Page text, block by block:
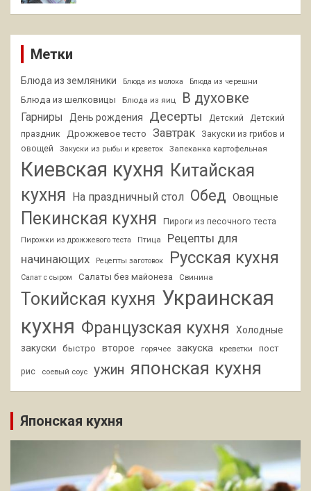
Метки
Блюда из земляники Блюда из молока Блюда из черешни
Блюда из шелковицы Блюда из яиц В духовке
Гарниры День рождения Десерты Детский
Детский
праздник
Дрожжевое тесто Завтрак
Закуски из грибов и
овощей
Закуски из рыбы и креветок Запеканка картофельная
Киевская кухня Китайская
кухня На праздничный стол Обед Овощные
Пекинская кухня Пироги из песочного теста
Пирожки из дрожжевого теста Птица
Рецепты для
начинающих
Рецепты заготовок Русская кухня
Салат с сыром Салаты без майонеза Свинина
Токийская кухня Украинская
кухня Французская кухня
Холодные
закуски
быстро второе горячее закуска креветки пост
рис соевый соус ужин японская кухня
Японская кухня